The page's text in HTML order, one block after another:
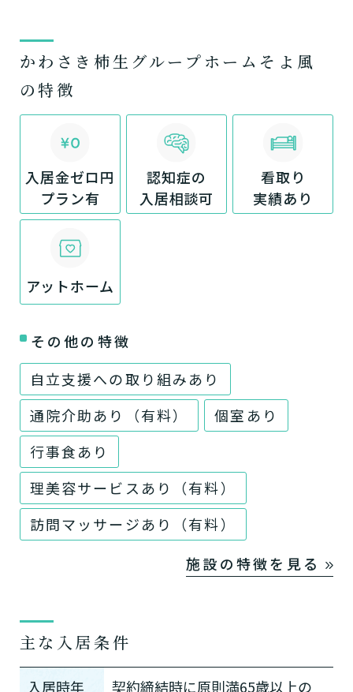
かわさき柿生グループホームそよ風
の特徴
入居金ゼロ円
プラン有
認知症の
入居相談可
看取り
実績あり
アットホーム
その他の特徴
自立支援への取り組みあり
通院介助あり（有料）
個室あり
行事食あり
理美容サービスあり（有料）
訪問マッサージあり（有料）
施設の特徴を見る
主な入居条件
入居時年 契約締結時に原則満65歳以上の